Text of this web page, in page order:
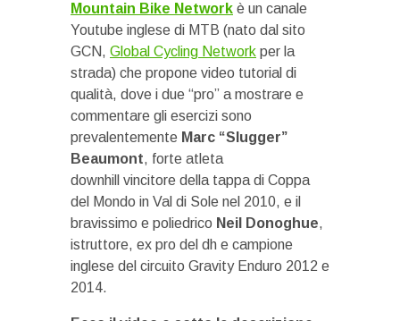
Mountain Bike Network è un canale
Youtube inglese di MTB (nato dal sito
GCN, Global Cycling Network per la
strada) che propone video tutorial di
qualità, dove i due “pro” a mostrare e
commentare gli esercizi sono
prevalentemente Marc “Slugger”
Beaumont, forte atleta
downhill vincitore della tappa di Coppa
del Mondo in Val di Sole nel 2010, e il
bravissimo e poliedrico Neil Donoghue,
istruttore, ex pro del dh e campione
inglese del circuito Gravity Enduro 2012 e
2014.